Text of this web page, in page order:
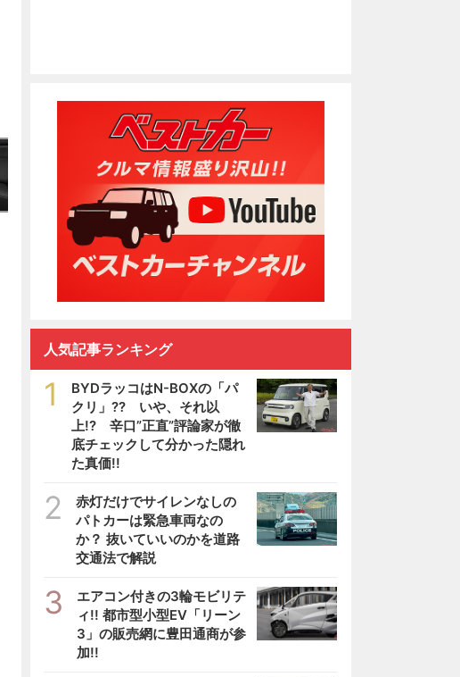
人気記事ランキング
1
BYDラッコはN-BOXの「パ
クリ」?? いや、それ以
上!? 辛口”正直”評論家が徹
底チェックして分かった隠れ
た真価!!
2
赤灯だけでサイレンなしの
パトカーは緊急車両なの
か？ 抜いていいのかを道路
交通法で解説
3
エアコン付きの3輪モビリテ
ィ!! 都市型小型EV「リーン
3」の販売網に豊田通商が参
加!!